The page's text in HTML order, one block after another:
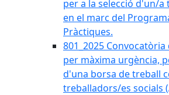
per a la selecció d'un/
en el marc del
Pràctiques.
801_2025
per màxima urgència,
d'una borsa de treball
treballadors/es socials